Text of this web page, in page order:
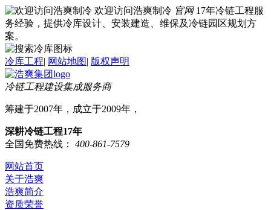
欢迎访问浩爽制冷 官网 17年冷链工程服
务经验，提供冷库设计、安装建造、维保及冷链园区规划方
案。
冷库工程| 网站地图| 版权声明
冷链工程建设集成服务商
筹建于2007年，成立于2009年，
深耕冷链工程17年
全国免费热线：
400-861-7579
网站首页
关于浩爽
浩爽简介
资质荣誉